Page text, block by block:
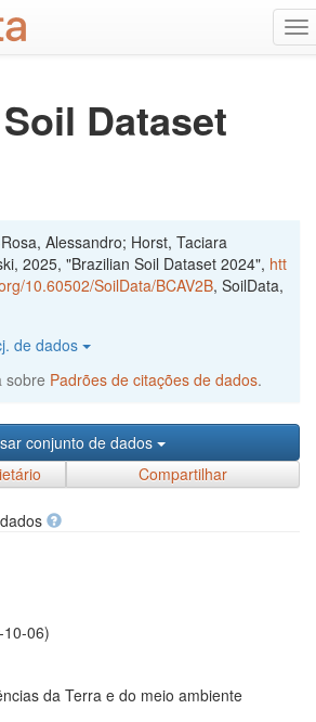
Dataset
Alessandro; Horst, Taciara
2025, "Brazilian Soil Dataset 2024", htt
10.60502/SoilData/BCAV2B, SoilData,
de dados
sobre Padrões de citações de dados.
conjunto de dados
Compartilhar
06)
da Terra e do meio ambiente